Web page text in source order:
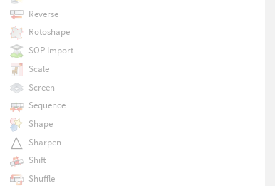
Reverse
Rotoshape
SOP Import
Scale
Screen
Sequence
Shape
Sharpen
Shift
Shuffle